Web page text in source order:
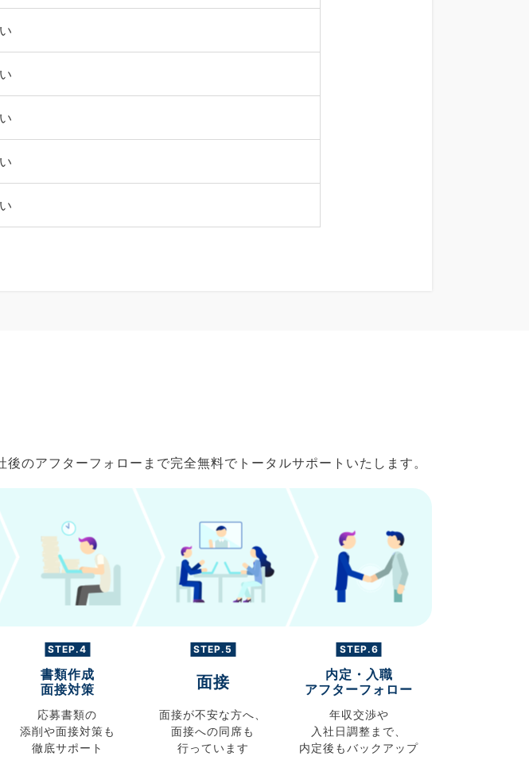
のアフターフォローまで完全無料でトータルサポートいたします。
STEP.4
書類作成
面接対策
応募書類の
添削や面接対策も
徹底サポート
STEP.5
面接
面接が不安な方へ、
面接への同席も
行っています
STEP.6
内定・入職
アフターフォロー
年収交渉や
入社日調整まで、
内定後もバックアップ